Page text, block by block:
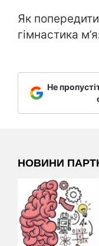
Як
гімнастика
Не